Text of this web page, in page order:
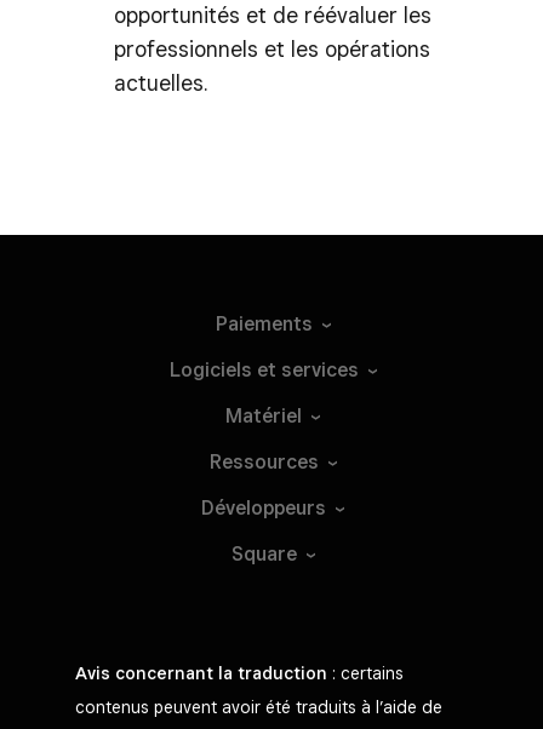
opportunités et de réévaluer les
professionnels et les opérations
actuelles.
Paiements
Logiciels et services
Matériel
Ressources
Développeurs
Square
Avis concernant la traduction : certains
contenus peuvent avoir été traduits à l’aide de